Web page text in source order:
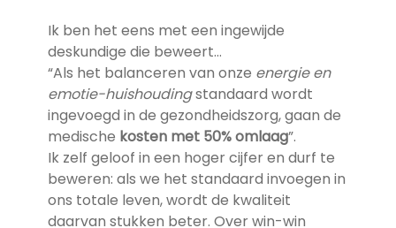
Ik ben het eens met een ingewijde
deskundige die beweert…
“Als het balanceren van onze energie en
emotie-huishoudingstandaard wordt
ingevoegd in de gezondheidszorg, gaan de
medische kosten met 50% omlaag”.
Ik zelf geloof in een hoger cijfer en durf te
beweren: als we het standaard invoegen in
ons totale leven, wordt de kwaliteit
daarvan stukken beter. Over win-win